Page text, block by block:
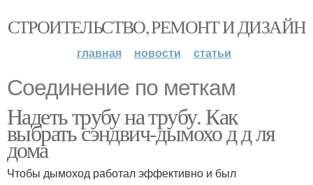
СТРОИТЕЛЬСТВО, РЕМОНТ И ДИЗАЙН
главная новости статьи
Соединение по меткам
Надеть трубу на трубу. Как
выбрать сэндвич-дымохо д д ля
дома
Чтобы дымоход работал эффективно и был